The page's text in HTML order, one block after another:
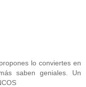
lo conviertes en
saben geniales. Un